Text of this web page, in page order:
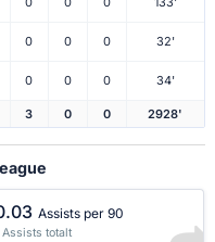
0 0 0 32'
0 0 0 34'
3 0 0 2928'
Assists per 90
Assists totalt